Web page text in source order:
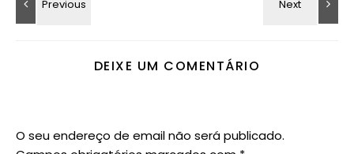
DEIXE UM COMENTÁRIO
O seu endereço de email não será publicado.